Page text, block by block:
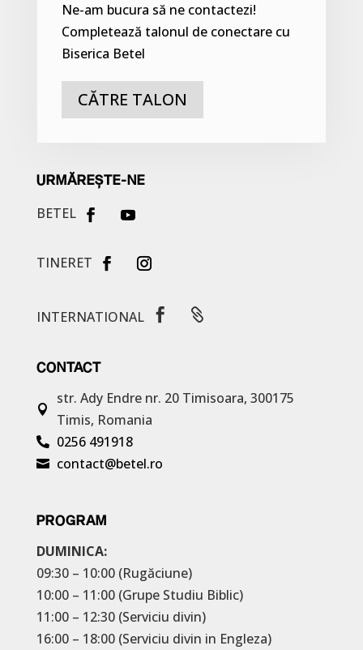
Ne-am bucura să ne contactezi!
Completează talonul de conectare cu
Biserica Betel
CĂTRE TALON
URMĂREȘTE-NE
BETEL
TINERET
INTERNATIONAL  
CONTACT

str. Ady Endre nr. 20 Timisoara, 300175
Timis, Romania
 0256 491918
 contact@betel.ro
PROGRAM
DUMINICA:
09:30 – 10:00 (Rugăciune)
10:00 – 11:00 (Grupe Studiu Biblic)
11:00 – 12:30 (Serviciu divin)
16:00 – 18:00 (Serviciu divin in Engleza)